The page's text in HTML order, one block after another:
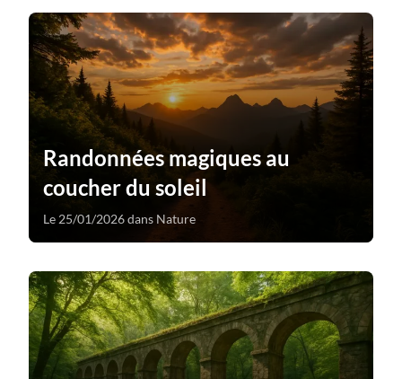
Randonnées magiques au
coucher du soleil
Le 25/01/2026 dans Nature